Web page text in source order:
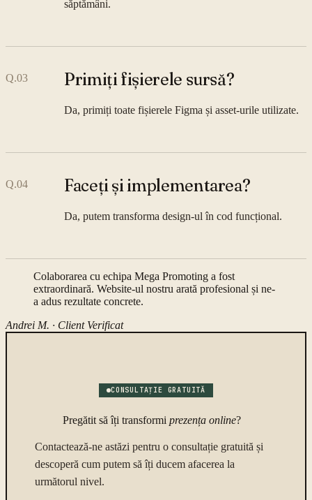
săptămâni.
Q.03 Primiți fișierele sursă?
Da, primiți toate fișierele Figma și asset-urile utilizate.
Q.04 Faceți și implementarea?
Da, putem transforma design-ul în cod funcțional.
Colaborarea cu echipa Mega Promoting a fost
extraordinară. Website-ul nostru arată profesional și ne-
a adus rezultate concrete.
Andrei M. · Client Verificat
CONSULTAȚIE GRATUITĂ
Pregătit să îți transformi prezența online?
Contactează-ne astăzi pentru o consultație gratuită și
descoperă cum putem să îți ducem afacerea la
următorul nivel.